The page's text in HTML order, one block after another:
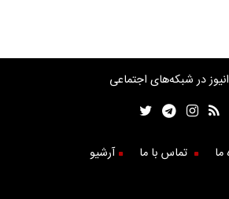
در شبکه‌های اجتماعی
ما تماس با ما آرشیو